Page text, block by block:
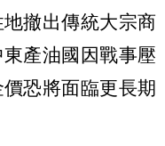
撤出傳統大宗商
產油國因戰事壓
恐將面臨更長期